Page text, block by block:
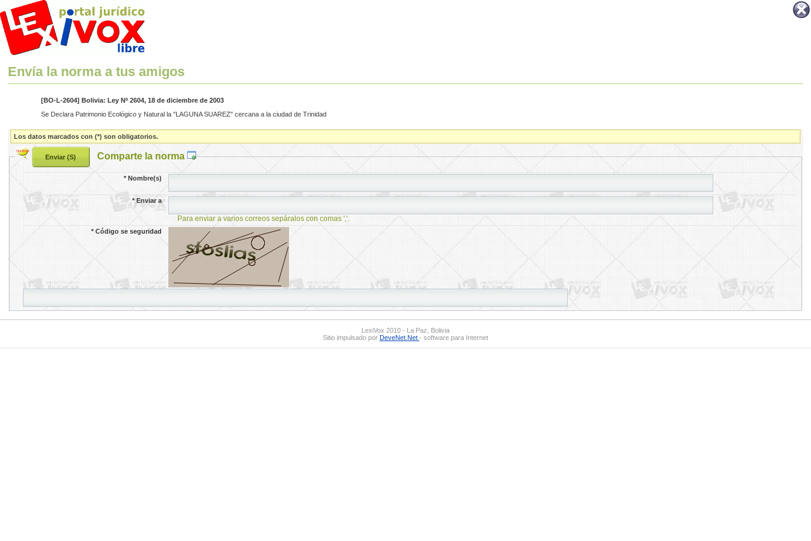
Envía la norma a tus amigos
[BO-L-2604] Bolivia: Ley Nº 2604, 18 de diciembre de 2003
Se Declara Patrimonio Ecológico y Natural la "LAGUNA SUAREZ" cercana a la ciudad de Trinidad
Los datos marcados con (*) son obligatorios.
Comparte la norma
*Nombre(s)
*Enviar a
Para enviar a varios correos sepáralos con comas ','.
*Código se seguridad
LexiVox 2010 - La Paz, Bolivia
Sitio impulsado por DeveNet.Net - software para Internet